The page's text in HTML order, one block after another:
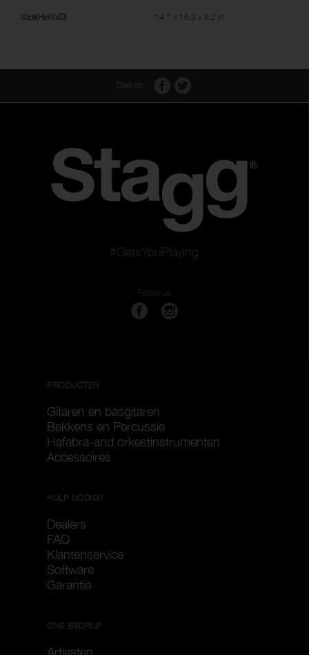
Size(HxWxD) 14.7 x 16.3 x 8.2 in
#GetsYouPlaying
Follow us
PRODUCTEN
Gitaren en basgitaren
Bekkens en Percussie
Hafabra-and orkestinstrumenten
Accessoires
HULP NODIG?
Dealers
FAQ
Klantenservice
Software
Garantie
ONS BEDRIJF
Artiesten